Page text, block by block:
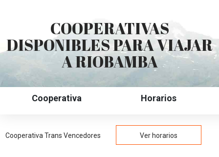
COOPERATIVAS
DISPONIBLES PARA VIAJAR
A RIOBAMBA
Cooperativa Horarios
Cooperativa Trans Vencedores Ver horarios